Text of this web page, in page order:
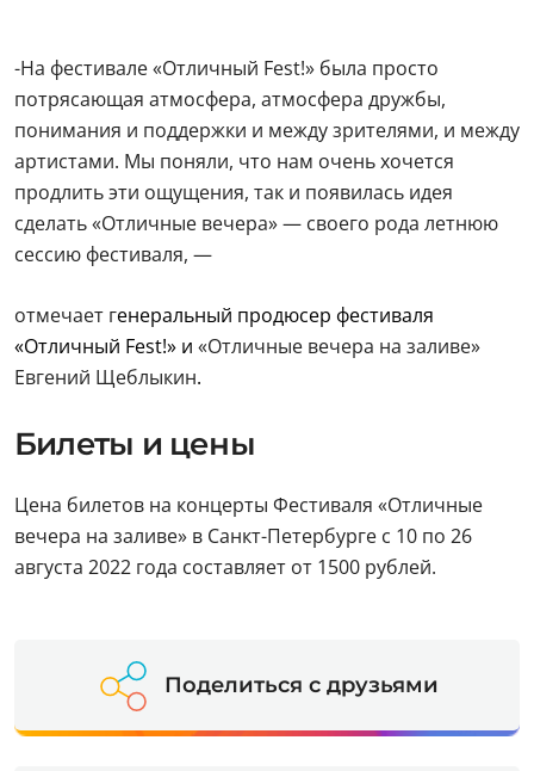
-На фестивале «Отличный Fest!» была просто
потрясающая атмосфера, атмосфера дружбы,
понимания и поддержки и между зрителями, и между
артистами. Мы поняли, что нам очень хочется
продлить эти ощущения, так и появилась идея
сделать «Отличные вечера» — своего рода летнюю
сессию фестиваля, —
отмечает генеральный продюсер фестиваля
«Отличный Fest!» и «Отличные вечера на заливе»
Евгений Щеблыкин.
Билеты и цены
Цена билетов на концерты Фестиваля «Отличные
вечера на заливе» в Санкт-Петербурге с 10 по 26
августа 2022 года составляет от 1500 рублей.
Поделиться с друзьями